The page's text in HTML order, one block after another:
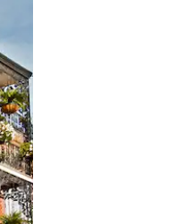
o dedo na tela.